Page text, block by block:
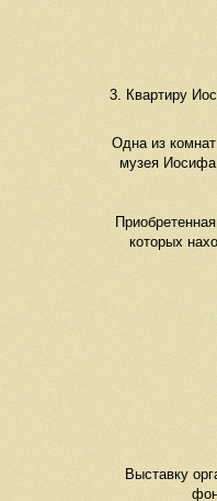
3. Квартиру
Одна из
музея Иосифа
которых
Выставку